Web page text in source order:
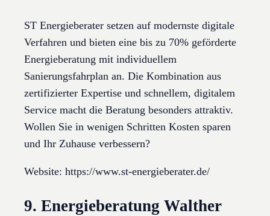
ST Energieberater setzen auf modernste digitale
Verfahren und bieten eine bis zu 70% geförderte
Energieberatung mit individuellem
Sanierungsfahrplan an. Die Kombination aus
zertifizierter Expertise und schnellem, digitalem
Service macht die Beratung besonders attraktiv.
Wollen Sie in wenigen Schritten Kosten sparen
und Ihr Zuhause verbessern?
Website: https://www.st-energieberater.de/
9. Energieberatung Walther